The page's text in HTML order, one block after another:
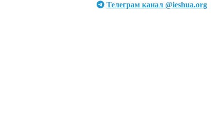
Телеграм канал @ieshua.org